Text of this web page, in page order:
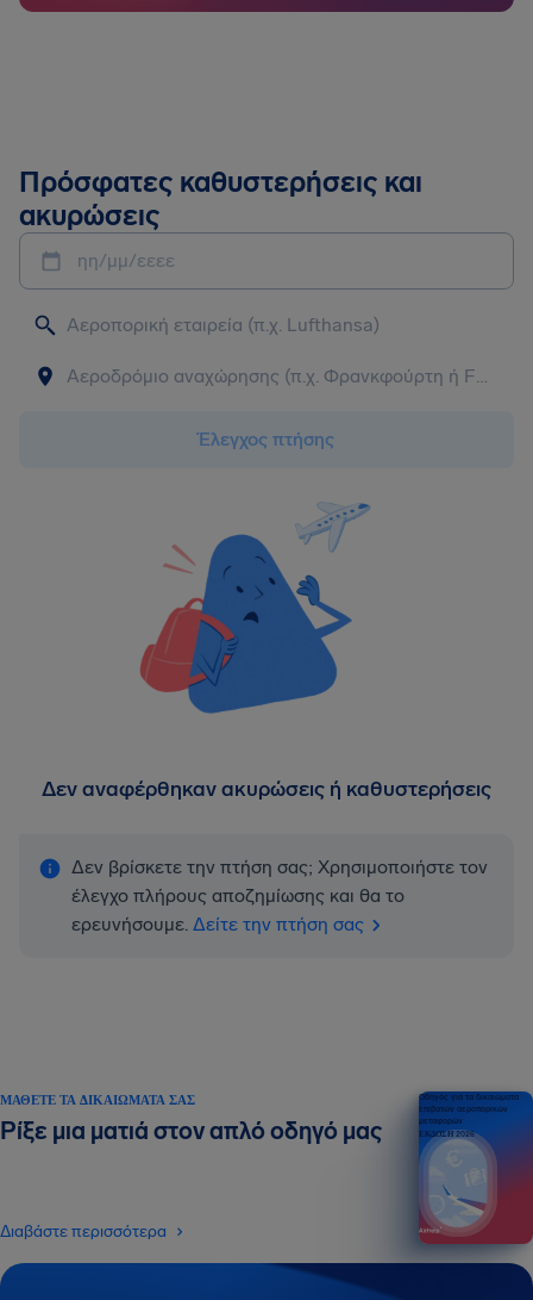
Πρόσφατες καθυστερήσεις και
ακυρώσεις
ηη/μμ/εεεε
Έλεγχος πτήσης
Δεν αναφέρθηκαν ακυρώσεις ή καθυστερήσεις
Δεν βρίσκετε την πτήση σας; Χρησιμοποιήστε τον
έλεγχο πλήρους αποζημίωσης και θα το
ερευνήσουμε. Δείτε την πτήση σας
ΜΆΘΕΤΕ ΤΑ ΔΙΚΑΙΏΜΑΤΆ ΣΑΣ
Ρίξε μια ματιά στον απλό οδηγό μας
Διαβάστε περισσότερα
Οδηγός για τα δικαιώματα
επιβατών αεροπορικών
μεταφορών
ΕΚΔΟΣΗ 2026